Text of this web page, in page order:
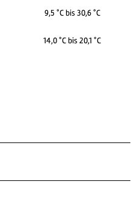
9,5 °C bis 30,6 °C
14,0 °C bis 20,1 °C